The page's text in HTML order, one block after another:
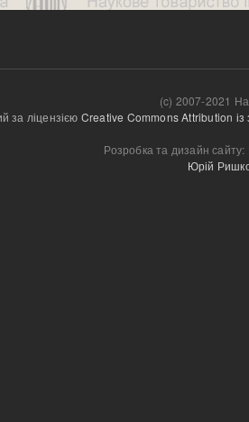
(c) 2007-2021
за ліцензією Creative Commons Attribution
Розробка та дизайн сайту:
Юрій